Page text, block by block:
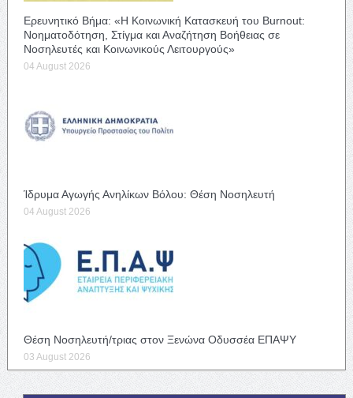
Ερευνητικό Βήμα: «Η Κοινωνική Κατασκευή του Burnout:
Νοηματοδότηση, Στίγμα και Αναζήτηση Βοήθειας σε
Νοσηλευτές και Κοινωνικούς Λειτουργούς»
04 August 2026
Ίδρυμα Αγωγής Ανηλίκων Βόλου: Θέση Νοσηλευτή
04 August 2026
Θέση Νοσηλευτή/τριας στον Ξενώνα Οδυσσέα ΕΠΑΨΥ
03 August 2026